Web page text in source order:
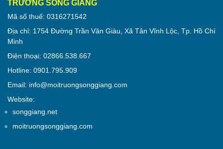
TRƯỜNG SONG GIANG
Mã số thuế: 0316271542
Địa chỉ: 1754 Đường Trần Văn Giàu, Xã Tân Vĩnh Lộc, Tp. Hồ Chí
Minh
Điện thoại: 02866.538.667
Hotline: 0901.795.909
Email: info@moitruongsonggiang.com
Website:
songgiang.net
moitruongsonggiang.com